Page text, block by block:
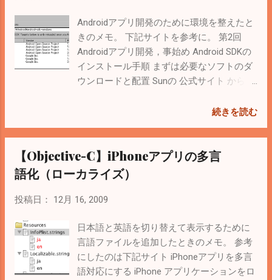
ダウンロードしたら適当な場所に解凍し
て、Eclipseで読み込んでみる。 新規プロジ
ェクトを作る際に「Create project from
source」を選択して、zxing-1.4\androidを指
定すると次のような感じで読み込まれる。
へのリンクを追加する。 情報元 。 プロジ
Source → Link Source zxing-1.4\core\srcを
選択 Folder nameは適当に「link」とかに変
更 Finishでエラーは消える。（けどWarning
がたくさん・・・） ビルドしてみると動い
た。 ちなみにdocomoのAndroid携帯「HT-
ンアップしたみたい。 HT-03Aのバージョン
アップ情報
Androidアプリ開発のために環境を整えたと
きのメモ。 下記サイトを参考に。 第2回
Androidアプリ開発，事始め Android SDKの
インストール手順 まずは必要なソフトのダ
ウンロードと配置 Sunの 公式サイト から
ロード＆インストール。この時点では、JDK
System requirementsを確認する Eclipseの
公式サイト からEclipse IDE for Java
Developersをダウンロード。適当な場所に
解凍すれば完了（C:\Android\exlipseと
か）。 この時点ではgalileo Googleの 公式サ
みにGoogle Chromeではダウンロードでき
なかった。これも適当な場所に解凍
（C:\Android\android-sdk-windowsとか）。
< 2012/09/04 Modified > Windows 7 x64の環
続きを読む
【Objective-C】iPhoneアプリの多言
語化（ローカライズ）
投稿日： 12月 16, 2009
日本語と英語を切り替えて表示するために
言語ファイルを追加したときのメモ。 参考
にしたのは下記サイト iPhoneアプリを多言
語対応にする iPhone アプリケーションをロ